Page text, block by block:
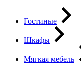
Гостиные
Шкафы
Мягкая мебель